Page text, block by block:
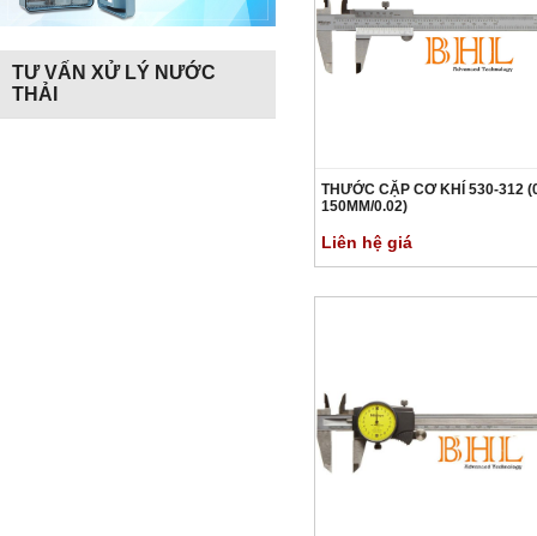
TƯ VẤN XỬ LÝ NƯỚC
THẢI
THƯỚC CẶP CƠ KHÍ 530-312
150MM/0.02)
Liên hệ giá